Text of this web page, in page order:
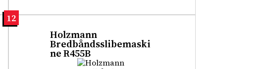
12
Holzmann
Bredbåndsslibemaski
ne R455B